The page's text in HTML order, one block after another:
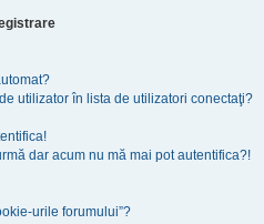
utilizator în lista de utilizatori conectaţi?
dar acum nu mă mai pot autentifica?!
urile forumului”?